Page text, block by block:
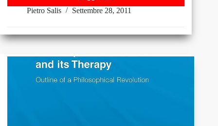
Noë,
of
Our
Heads.
Why
You
Are
Pietro Salis Settembre 28, 2011